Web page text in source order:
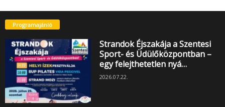
Programajánló
Strandok Éjszakája a Szentesi
Sport- és Üdülőközpontban –
egy felejthetetlen nyá…
2026.07.22.